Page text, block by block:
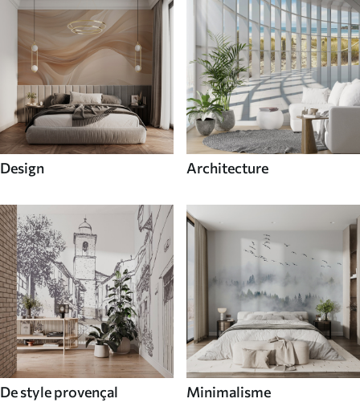
Design Architecture
De style provençal Minimalisme